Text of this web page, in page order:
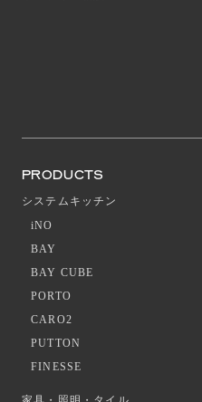
PRODUCTS
システムキッチン
iNO
BAY
BAY CUBE
PORTO
CARO2
PUTTON
FINESSE